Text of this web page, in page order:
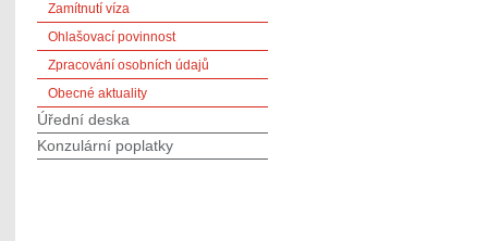
Zamítnutí víza
Ohlašovací povinnost
Zpracování osobních údajů
Obecné aktuality
Úřední deska
Konzulární poplatky